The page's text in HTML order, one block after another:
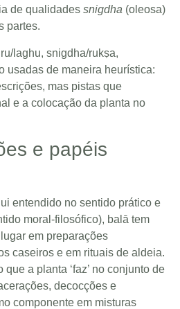
de qualidades snigdha (oleosa)
partes.
laghu, snigdha/rukṣa,
de maneira heurística:
mas pistas que
e a colocação da planta no
e papéis
entendido no sentido prático e
moral-filosófico), balā tem
em preparações
caseiros e em rituais de aldeia.
a planta ‘faz’ no conjunto de
decocções e
componente em misturas